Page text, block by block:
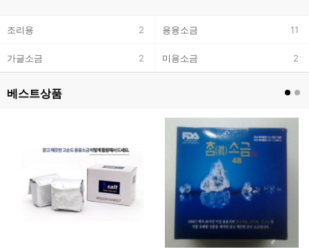
조리용 2 용융소금 11
가글소금 2 미용소금 2
베스트상품